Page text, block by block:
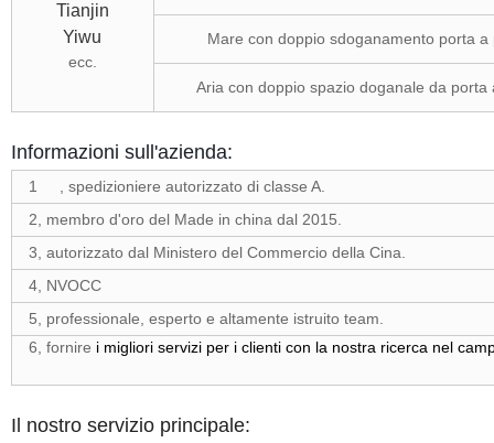
Tianjin
Yiwu
ecc.
Mare con doppio sdoganamento porta a
Aria con doppio spazio doganale da porta
Informazioni sull'azienda:
1 , spedizioniere autorizzato di classe A.
2, membro d'oro del Made in china dal 2015.
3, autorizzato dal Ministero del Commercio della Cina.
4, NVOCC
5, professionale, esperto e altamente istruito team.
6, fornire i migliori servizi per i clienti con la nostra ricerca nel
Il nostro servizio principale: